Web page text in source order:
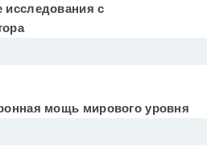
с
мощь мирового уровня